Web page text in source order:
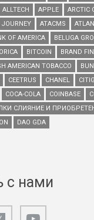
ALLTECH APPLE
ARCTIC
JOURNEY
ATACMS
OF AMERICA
BELUGA
BITCOIN
BRAND
AMERICAN TOBACCO
CEETRUS CHANEL
COCA-COLA COINBASE
СЛИЯНИЕ И
DAO GDA
с нами